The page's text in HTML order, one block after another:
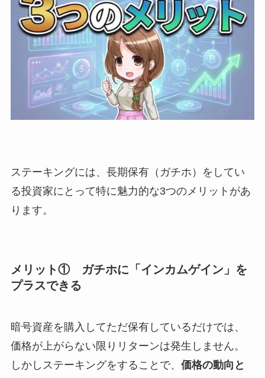
ステーキングには、長期保有（ガチホ）をしてい
る投資家にとって特に魅力的な3つのメリットがあ
ります。
メリット① ガチホに「インカムゲイン」を
プラスできる
暗号資産を購入してただ保有しているだけでは、
価格が上がらない限りリターンは発生しません。
しかしステーキングをすることで、 価格の動向と